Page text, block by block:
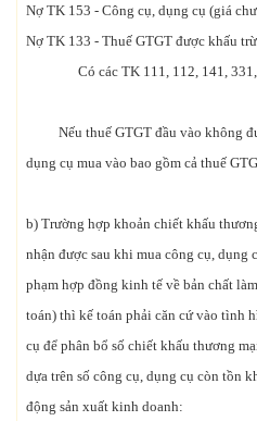
Nợ TK 153 - Công cụ, dụng cụ (giá
Nợ TK 133 - Thuế GTGT được khấu
Có các TK 111, 112, 141,
Nếu thuế GTGT đầu vào không
dụng cụ mua vào bao gồm cả thuế
b) Trường hợp khoản chiết khấu
nhận được sau khi mua công cụ, dụng
phạm hợp đồng kinh tế về bản chất
toán) thì kế toán phải căn cứ vào tình
cụ để phân bổ số chiết khấu thương
dựa trên số công cụ, dụng cụ còn tồn
động sản xuất kinh doanh: